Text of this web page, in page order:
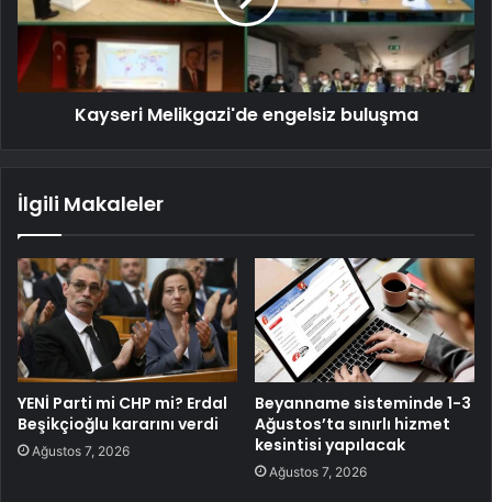
Kayseri Melikgazi'de engelsiz buluşma
İlgili Makaleler
YENİ Parti mi CHP mi? Erdal
Beşikçioğlu kararını verdi
Ağustos 7, 2026
Beyanname sisteminde 1-3
Ağustos’ta sınırlı hizmet
kesintisi yapılacak
Ağustos 7, 2026